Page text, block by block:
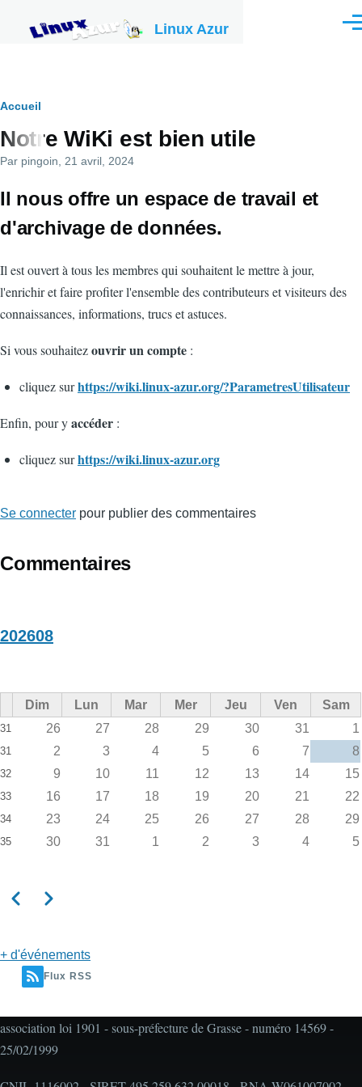
Linux Azur
Fil
d'Ariane
Accueil
Notre WiKi est bien utile
Par pingoin , 21 avril, 2024
Il nous offre un espace de travail et
d'archivage de données.
Il est ouvert à tous les membres qui souhaitent le mettre à jour,
l'enrichir et faire profiter l'ensemble des contributeurs et visiteurs des
connaissances, informations, trucs et astuces.
Si vous souhaitezouvrir un compte :
cliquez surhttps://wiki.linux-azur.org/?ParametresUtilisateur
Enfin, pour yaccéder :
cliquez surhttps://wiki.linux-azur.org
Se connecter pour publier des commentaires
Commentaires
202608
Dim Lun Mar Mer Jeu Ven Sam
31 26 27 28 29 30 31 1
31 2 3 4 5 6 7 8
32 9 10 11 12 13 14 15
33 16 17 18 19 20 21 22
34 23 24 25 26 27 28 29
35 30 31 1 2 3 4 5
PrécédentSuivant
+ d'événements
Flux RSS
association loi 1901 - sous-préfecture de Grasse - numéro 14569 -
25/02/1999